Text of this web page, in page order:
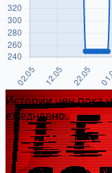
Истории цен пока
ежедневно.